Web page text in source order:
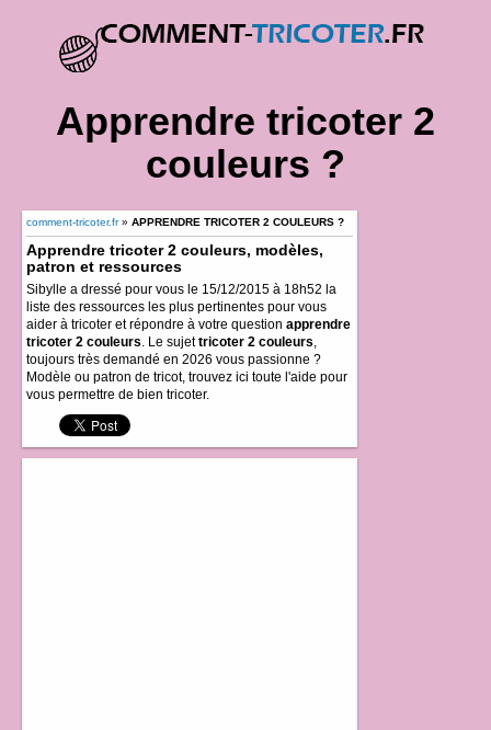
Apprendre tricoter 2
couleurs ?
comment-tricoter.fr» APPRENDRE TRICOTER 2 COULEURS ?
Apprendre tricoter 2 couleurs, modèles,
patron et ressources
Sibylle a dressé pour vous le 15/12/2015 à 18h52 la
liste des ressources les plus pertinentes pour vous
aider à tricoter et répondre à votre question apprendre
tricoter 2 couleurs. Le sujettricoter 2 couleurs,
toujours très demandé en 2026 vous passionne ?
Modèle ou patron de tricot, trouvez ici toute l'aide pour
vous permettre de bien tricoter.